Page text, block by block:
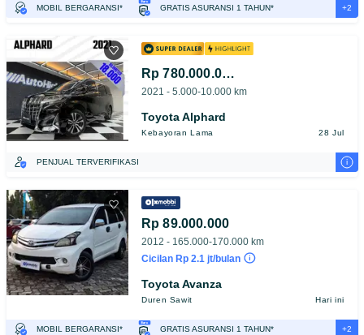
MOBIL BERGARANSI* GRATIS ASURANSI 1 TAHUN* +2
Rp 780.000.000
2021 - 5.000-10.000 km
Toyota Alphard
Kebayoran Lama 28 Jul
PENJUAL TERVERIFIKASI i
Rp 89.000.000
2012 - 165.000-170.000 km
Cicilan Rp 2.1 jt/bulan
Toyota Avanza
Duren Sawit Hari ini
MOBIL BERGARANSI* GRATIS ASURANSI 1 TAHUN* +2